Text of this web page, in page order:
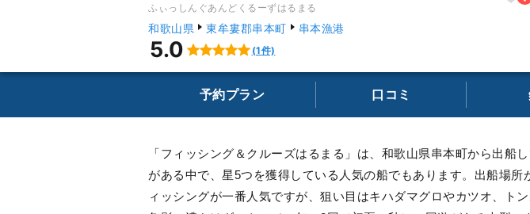
ふぃっしんぐあんどくるーずはるまる
和歌山県 東牟婁郡串本町 串本漁港
5.0 (1件)
予約プラン 口コミ
「フィッシング＆クルーズはるまる」は、和歌山県串本町から出
がある中で、星5つを獲得している人気の船でもあります。出船場
ィッシングが一番人気ですが、狙い目はキハダマグロやカツオ、ト